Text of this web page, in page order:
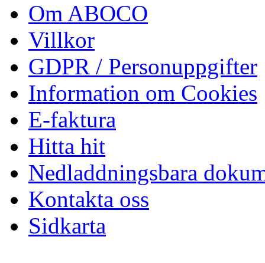
Om ABOCO
Villkor
GDPR / Personuppgifter
Information om Cookies
E-faktura
Hitta hit
Nedladdningsbara
Kontakta oss
Sidkarta